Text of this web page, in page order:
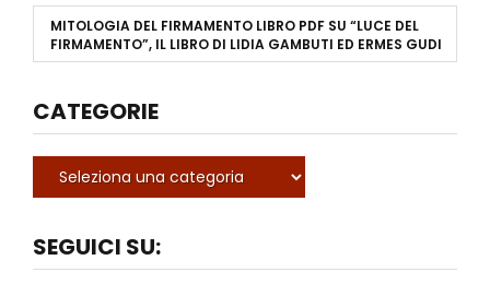
MITOLOGIA DEL FIRMAMENTO LIBRO PDF SU “LUCE DEL
FIRMAMENTO”, IL LIBRO DI LIDIA GAMBUTI ED ERMES GUDI
CATEGORIE
SEGUICI SU: